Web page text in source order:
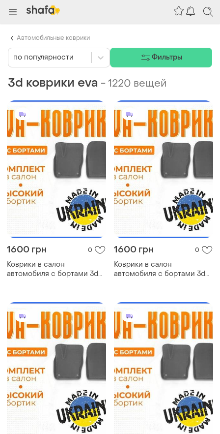
3d коврики eva -1220 вещей
1600 грн 0
Коврики в салон
автомобиля с бортами 3d
1600 грн 0
Коврики в салон
автомобиля с бортами 3d
по популярности Фильтры
Автомобильные коврики